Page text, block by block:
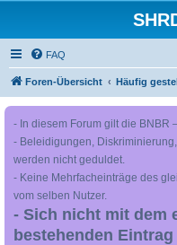
FAQ
Foren-Übersicht Häufig
- In diesem Forum gilt die BNBR
- Beleidigungen,
werden nicht geduldet.
- Keine Mehrfacheinträge des
vom selben Nutzer.
- Sich nicht mit dem
bestehenden